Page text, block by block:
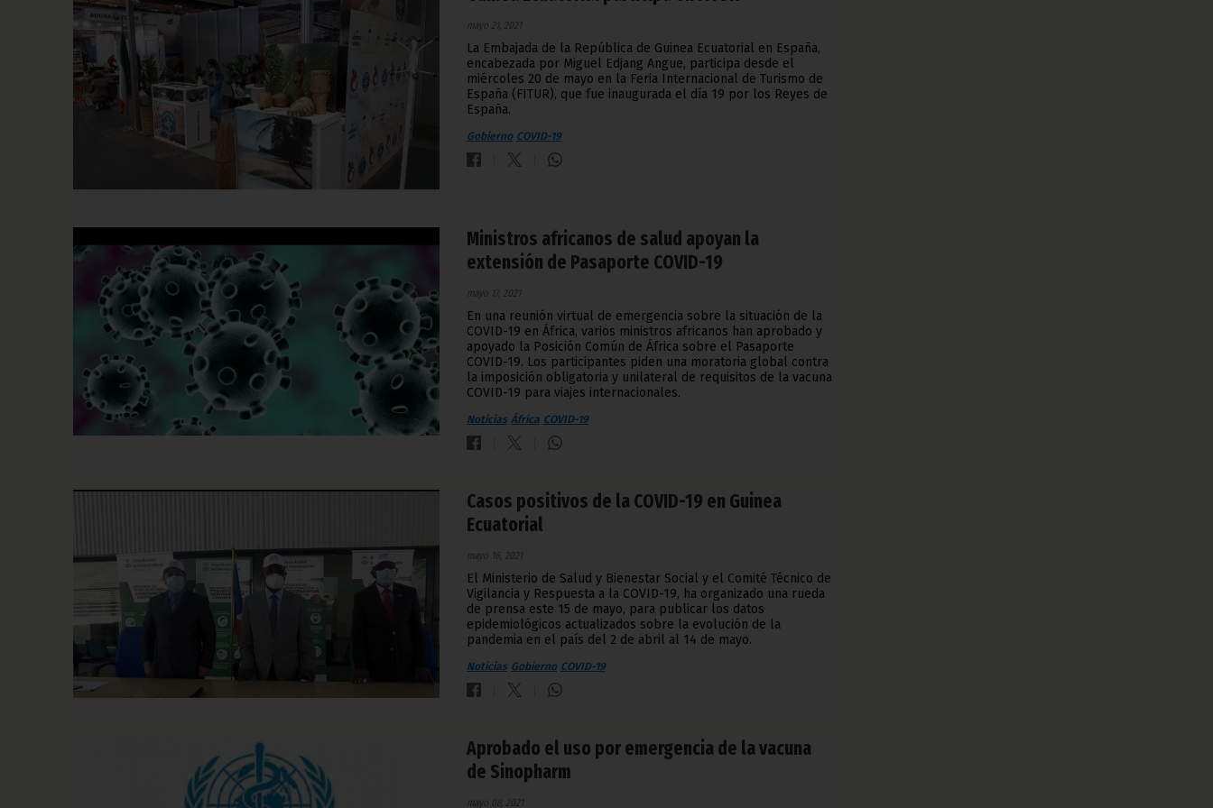
mayo 21, 2021
La Embajada de la República de Guinea Ecuatorial en España,
encabezada por Miguel Edjang Angue, participa desde el
miércoles 20 de mayo en la Feria Internacional de Turismo de
España (FITUR), que fue inaugurada el día 19 por los Reyes de
España.
Gobierno COVID-19
Ministros africanos de salud apoyan la
extensión de Pasaporte COVID-19
mayo 17, 2021
En una reunión virtual de emergencia sobre la situación de la
COVID-19 en África, varios ministros africanos han aprobado y
apoyado la Posición Común de África sobre el Pasaporte
COVID-19. Los participantes piden una moratoria global contra
la imposición obligatoria y unilateral de requisitos de la vacuna
COVID-19 para viajes internacionales.
Noticias África COVID-19
Casos positivos de la COVID-19 en Guinea
Ecuatorial
mayo 16, 2021
El Ministerio de Salud y Bienestar Social y el Comité Técnico de
Vigilancia y Respuesta a la COVID-19, ha organizado una rueda
de prensa este 15 de mayo, para publicar los datos
epidemiológicos actualizados sobre la evolución de la
pandemia en el país del 2 de abril al 14 de mayo.
Noticias Gobierno COVID-19
Aprobado el uso por emergencia de la vacuna
de Sinopharm
mayo 08, 2021